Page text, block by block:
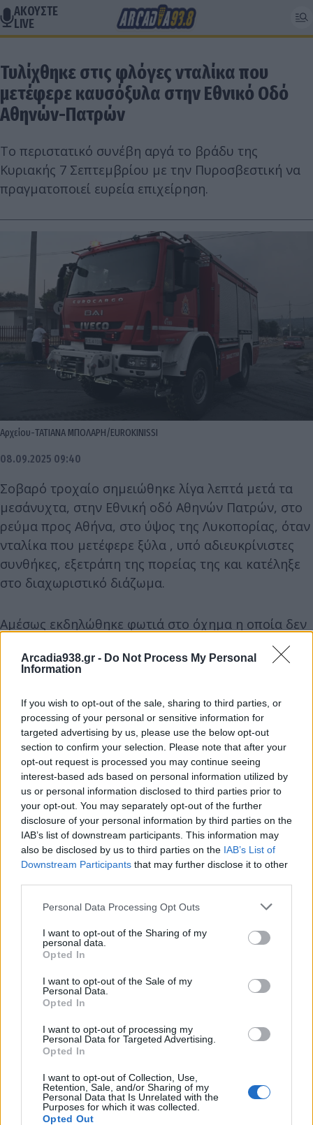
Arcadia938.gr - Do Not Process My Personal
Information
If you wish to opt-out of the sale, sharing to third parties, or
processing of your personal or sensitive information for
targeted advertising by us, please use the below opt-out
section to confirm your selection. Please note that after your
opt-out request is processed you may continue seeing
interest-based ads based on personal information utilized by
us or personal information disclosed to third parties prior to
your opt-out. You may separately opt-out of the further
disclosure of your personal information by third parties on the
IAB’s list of downstream participants. This information may
also be disclosed by us to third parties on the IAB’s List of
Downstream Participants that may further disclose it to other
Personal Data Processing Opt Outs
I want to opt-out of the Sharing of my
personal data.
Opted In
I want to opt-out of the Sale of my
Personal Data.
Opted In
I want to opt-out of processing my
Personal Data for Targeted Advertising.
Opted In
I want to opt-out of Collection, Use,
Retention, Sale, and/or Sharing of my
Personal Data that Is Unrelated with the
Purposes for which it was collected.
Opted Out
ΑΚΟΥΣΤΕ
LIVE
Τυλίχθηκε στις φλόγες νταλίκα που
μετέφερε καυσόξυλα στην Εθνικό Οδό
Αθηνών-Πατρών
Το περιστατικό συνέβη αργά το βράδυ της
Κυριακής 7 Σεπτεμβρίου με την Πυροσβεστική να
πραγματοποιεί ευρεία επιχείρηση.
Αρχείου-ΤΑΤΙΑΝΑ ΜΠΟΛΑΡΗ/EUROKINISSI
08.09.2025 09:40
Σοβαρό τροχαίο σημειώθηκε λίγα λεπτά μετά τα
μεσάνυχτα, στην Εθνική οδό Αθηνών Πατρών, στο
ρεύμα προς Αθήνα, στο ύψος της Λυκοπορίας, όταν
νταλίκα που μετέφερε ξύλα , υπό αδιευκρίνιστες
συνθήκες, εξετράπη της πορείας της και κατέληξε
στο διαχωριστικό διάζωμα.
Αμέσως εκδηλώθηκε φωτιά στο όχημα η οποία δεν
άργησε να επεκταθεί, ενώ ο οδηγός το εγκατέλειψε
εγκαίρως. Στο σημείο και στην προσπάθεια
οχήματα, ωστόσο παρά τις επίπονες προσπάθειές
τους το φορτηγό καταστράφηκε ολοσχερώς.
Στην επίσημη ενημέρωση της πυροσβεστικής
αναφέρεται: Κατεσβέσθη πυρκαγιά σε φορτηγό
όχημα στο 129ο χλμ της Εθνικής Οδού Αθηνών –
Πατρών στον δήμο Ξυλοκάστρου – Ευρωστίνης
Κορινθίας. Επιχείρησαν 18 πυροσβέστες με 8
οχήματα.
Διάβασε σχετικά
Αυτοκίνητο τυλίχθηκε στις φλόγες στη
Ζάκυνθος: Έκαναν...λιτανεία την ώρα που οι
φλόγες περικύκλωναν το χωριό!
21χρονος και 24χρονος έκλεψαν ξυλεία από
ξενοδοχείο!
Φωτιά, πιθανότατα από κεραυνό, προκλήθηκε
στις Λίμνες Μαινάλου